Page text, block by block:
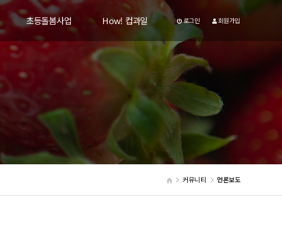
초등돌봄사업
게시판
How! 컵과일
How! 컵과일
로그인 회원가입
커뮤니티 언론보도